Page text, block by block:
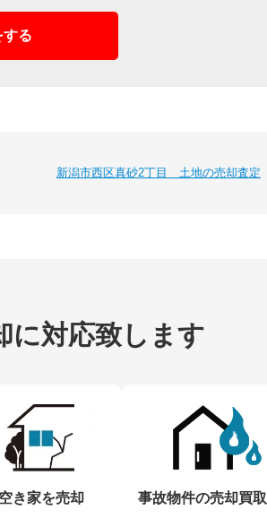
する
新潟市西区真砂2丁目 土地の売却査定
に対応致します
空き家を売却 事故物件の売却買取